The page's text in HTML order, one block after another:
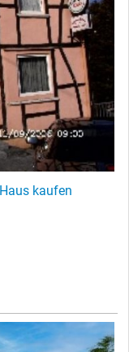
kaufen